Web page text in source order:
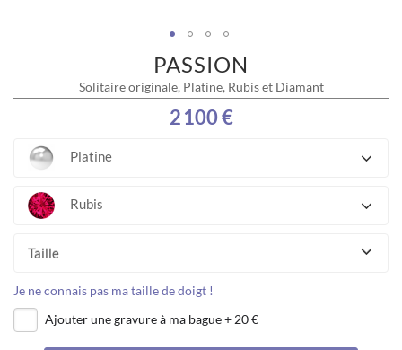
PASSION
Solitaire originale, Platine, Rubis et Diamant
2 100 €
Platine
Rubis
Taille
Je ne connais pas ma taille de doigt !
Ajouter une gravure à ma bague+ 20 €
images